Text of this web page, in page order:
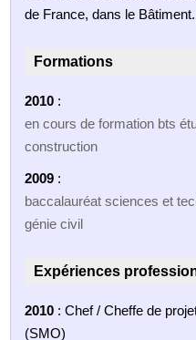
de France, dans le Bâtiment.
Formations
2010 :
en cours de formation bts
construction
2009 :
baccalauréat sciences et
génie civil
Expériences
2010 : Chef / Cheffe de
(SMO)